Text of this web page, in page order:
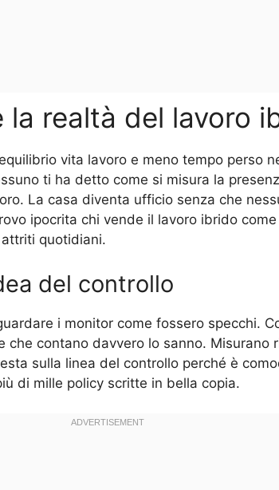
la realtà del lavoro
vita lavoro e meno tempo perso
ti ha detto come si misura la
La casa diventa ufficio senza che
ipocrita chi vende il lavoro ibrido
quotidiani.
del controllo
i monitor come fossero specchi.
che contano davvero lo sanno. Misurano
sulla linea del controllo perché è
di mille policy scritte in bella copia.